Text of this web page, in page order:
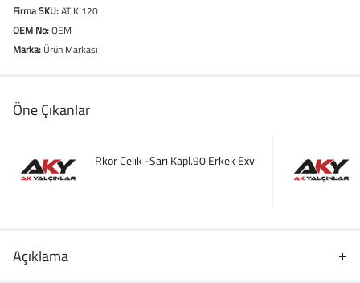
Firma SKU:ATIK 120
OEM No:OEM
Marka: Ürün Markası
Öne Çıkanlar
Rkor Celık -Sarı Kapl.90 Erkek Exv
Açıklama